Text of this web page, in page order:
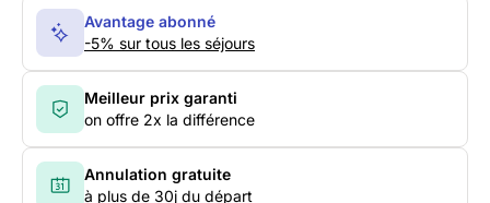
Avantage abonné
-5% sur tous les séjours
Meilleur prix garanti
on offre 2x la différence
Annulation gratuite
à plus de 30j du départ